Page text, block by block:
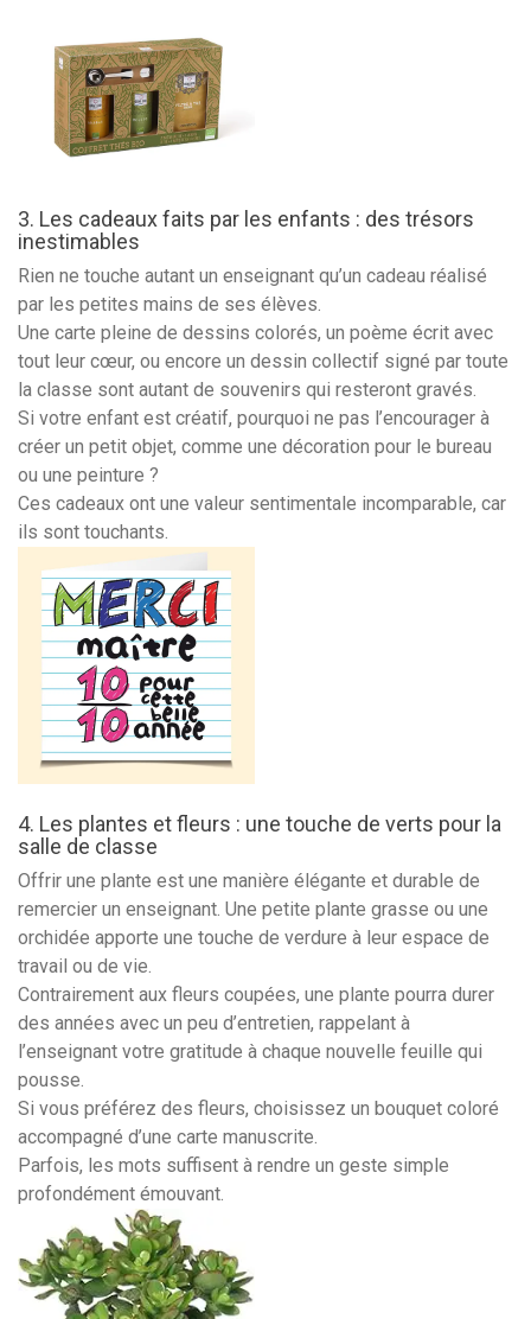
3. Les cadeaux faits par les enfants : des trésors
inestimables
Rien ne touche autant un enseignant qu’un cadeau réalisé
par les petites mains de ses élèves.
Une carte pleine de dessins colorés, un poème écrit avec
tout leur cœur, ou encore un dessin collectif signé par toute
la classe sont autant de souvenirs qui resteront gravés.
Si votre enfant est créatif, pourquoi ne pas l’encourager à
créer un petit objet, comme une décoration pour le bureau
ou une peinture ?
Ces cadeaux ont une valeur sentimentale incomparable, car
ils sont touchants.
4. Les plantes et fleurs : une touche de verts pour la
salle de classe
Offrir une plante est une manière élégante et durable de
remercier un enseignant. Une petite plante grasse ou une
orchidée apporte une touche de verdure à leur espace de
travail ou de vie.
Contrairement aux fleurs coupées, une plante pourra durer
des années avec un peu d’entretien, rappelant à
l’enseignant votre gratitude à chaque nouvelle feuille qui
pousse.
Si vous préférez des fleurs, choisissez un bouquet coloré
accompagné d’une carte manuscrite.
Parfois, les mots suffisent à rendre un geste simple
profondément émouvant.